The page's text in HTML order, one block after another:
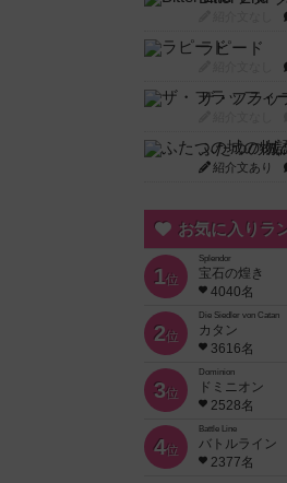
ラピード
ザ・フラッ
ふたつの城
紹介文あり
お気に入りラ
1位
Splendor
宝石の煌き
4040名
2位
Die Siedler von Catan
カタン
3616名
3位
Dominion
ドミニオン
2528名
4位
Battle Line
バトルライン
2377名